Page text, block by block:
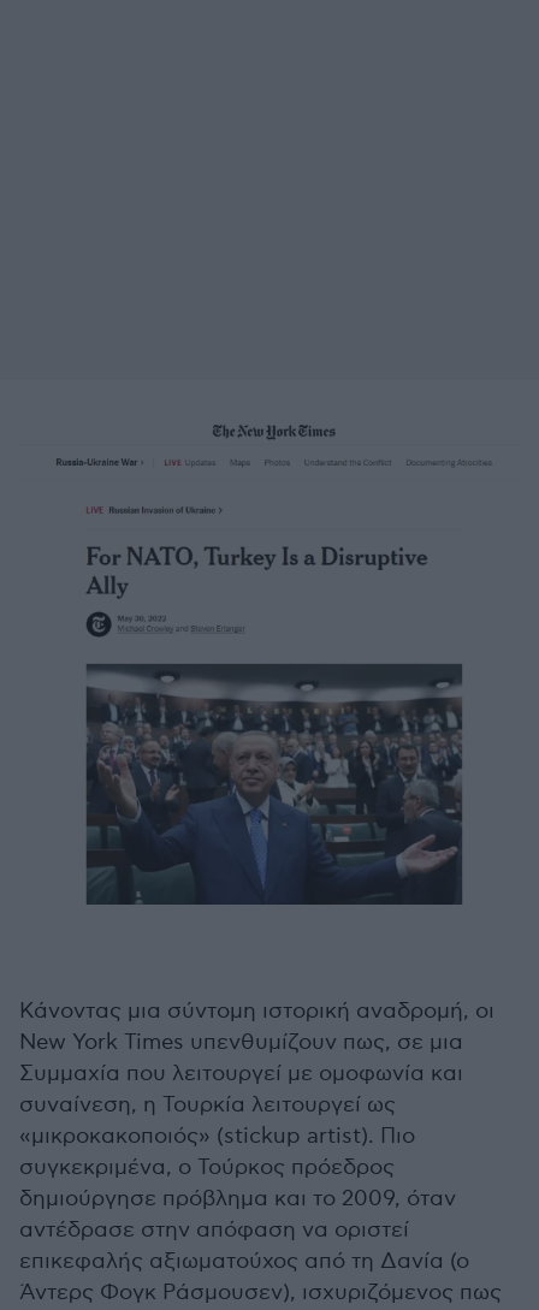
Κάνοντας μια σύντομη ιστορική αναδρομή, οι
New York Times υπενθυμίζουν πως, σε μια
Συμμαχία που λειτουργεί με ομοφωνία και
συναίνεση, η Τουρκία λειτουργεί ως
«μικροκακοποιός» (stickup artist). Πιο
συγκεκριμένα, ο Τούρκος πρόεδρος
δημιούργησε πρόβλημα και το 2009, όταν
αντέδρασε στην απόφαση να οριστεί
επικεφαλής αξιωματούχος από τη Δανία (ο
Άντερς Φογκ Ράσμουσεν), ισχυριζόμενος πως